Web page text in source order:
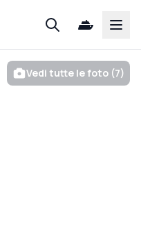
Vedi tutte le foto (7)